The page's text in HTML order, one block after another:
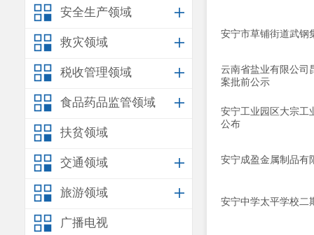
安全生产领域
救灾领域
税收管理领域
食品药品监管领域
扶贫领域
交通领域
旅游领域
广播电视
安宁市草铺街道武钢
云南省盐业有限公司
案批前公示
安宁工业园区大宗工
公布
安宁成盈金属制品有
安宁中学太平学校二